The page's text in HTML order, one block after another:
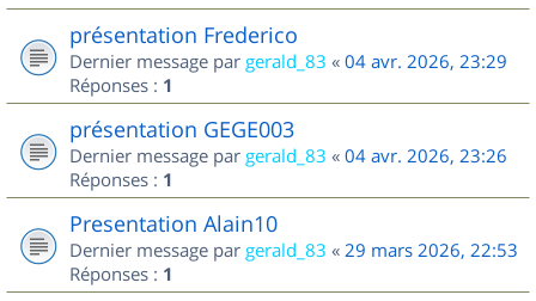
présentation Frederico
Dernier message par gerald_83 « 04 avr. 2026, 23:29
Réponses : 1
présentation GEGE003
Dernier message par gerald_83 « 04 avr. 2026, 23:26
Réponses : 1
Presentation Alain10
Dernier message par gerald_83 « 29 mars 2026, 22:53
Réponses : 1